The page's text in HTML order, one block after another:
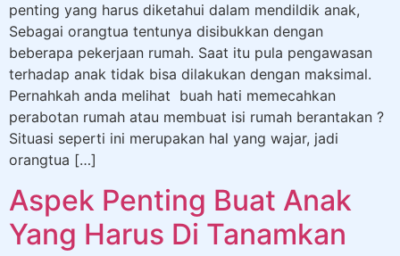
penting yang harus diketahui dalam mendildik anak,
Sebagai orangtua tentunya disibukkan dengan
beberapa pekerjaan rumah. Saat itu pula pengawasan
terhadap anak tidak bisa dilakukan dengan maksimal.
Pernahkah anda melihat buah hati memecahkan
perabotan rumah atau membuat isi rumah berantakan ?
Situasi seperti ini merupakan hal yang wajar, jadi
orangtua […]
Aspek Penting Buat Anak
Yang Harus Di Tanamkan